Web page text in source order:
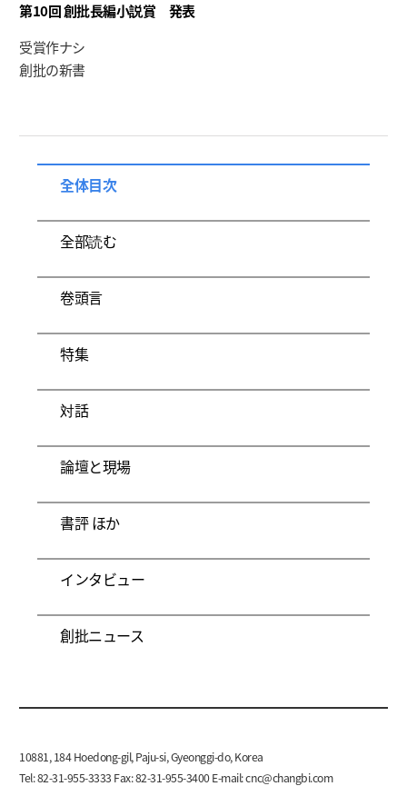
第10回 創批長編小説賞 発表
受賞作ナシ
創批の新書
全体目次
全部読む
卷頭言
特集
対話
論壇と現場
書評 ほか
インタビュー
創批ニュース
10881, 184 Hoedong-gil, Paju-si, Gyeonggi-do, Korea
Tel: 82-31-955-3333 Fax: 82-31-955-3400 E-mail:cnc@changbi.com